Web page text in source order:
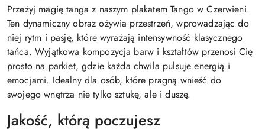
Przeżyj magię tanga z naszym plakatem Tango w Czerwieni.
Ten dynamiczny obraz ożywia przestrzeń, wprowadzając do
niej rytm i pasję, które wyrażają intensywność klasycznego
tańca. Wyjątkowa kompozycja barw i kształtów przenosi Cię
prosto na parkiet, gdzie każda chwila pulsuje energią i
emocjami. Idealny dla osób, które pragną wnieść do
swojego wnętrza nie tylko sztukę, ale i duszę.
Jakość, którą poczujesz